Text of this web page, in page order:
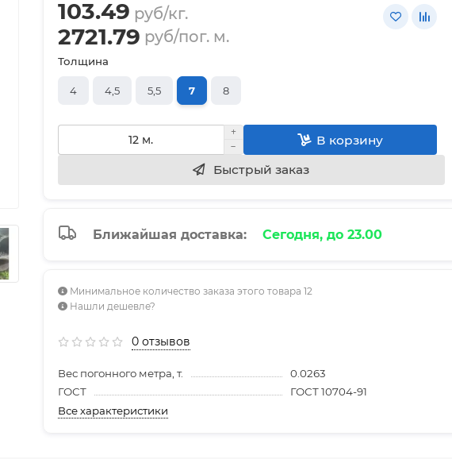
103.49 руб/кг.
2721.79 руб/пог. м.
Толщина
4 4,5 5,5 7 8
В корзину
Быстрый заказ
Ближайшая доставка: Сегодня, до 23.00
Минимальное количество заказа этого товара 12
Нашли дешевле?
0 отзывов
Вес погонного метра, т.
0.0263
ГОСТ
ГОСТ 10704-91
Все характеристики